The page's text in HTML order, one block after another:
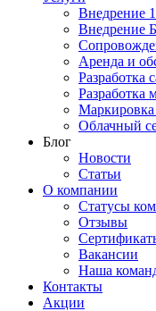
Внедрение
Внедрение
Аренда и
Разработка
Разработка
Маркировка
Облачный
Блог
Новости
Статьи
О компании
Cтатусы
Отзывы
Вакансии
Наша
Контакты
Акции